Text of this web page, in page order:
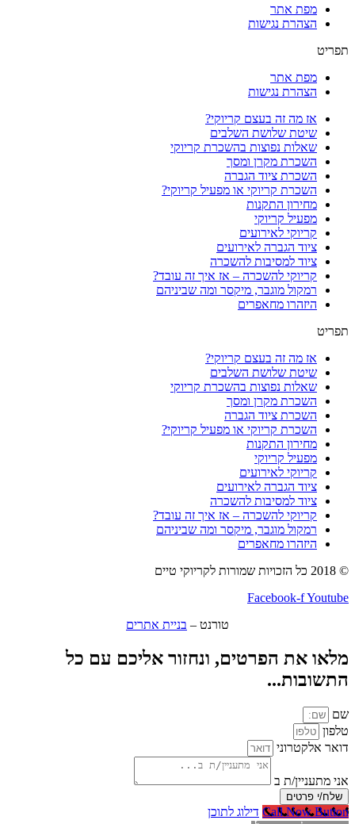
מפת אתר
הצהרת נגישות
תפריט
מפת אתר
הצהרת נגישות
אז מה זה בעצם קריוקי?
שיטת שלושת השלבים
שאלות נפוצות בהשכרת קריוקי
השכרת מקרן ומסך
השכרת ציוד הגברה
השכרת קריוקי או מפעיל קריוקי?
מחירון התקנות
מפעיל קריוקי
קריוקי לאירועים
ציוד הגברה לאירועים
ציוד למסיבות להשכרה
קריוקי להשכרה – אז איך זה עובד?
רמקול מוגבר, מיקסר ומה שביניהם
היזהרו מחאפרים
תפריט
אז מה זה בעצם קריוקי?
שיטת שלושת השלבים
שאלות נפוצות בהשכרת קריוקי
השכרת מקרן ומסך
השכרת ציוד הגברה
השכרת קריוקי או מפעיל קריוקי?
מחירון התקנות
מפעיל קריוקי
קריוקי לאירועים
ציוד הגברה לאירועים
ציוד למסיבות להשכרה
קריוקי להשכרה – אז איך זה עובד?
רמקול מוגבר, מיקסר ומה שביניהם
היזהרו מחאפרים
© 2018 כל הזכויות שמורות לקריוקי טיים
Facebook-fYoutube
טורנט – בניית אתרים
מלאו את הפרטים, ונחזור אליכם עם כל
התשובות...
שם
טלפון
דואר אלקטרוני
אני מתעניין/ת ב
שלח/י פרטים
Call Now Button דילוג לתוכן